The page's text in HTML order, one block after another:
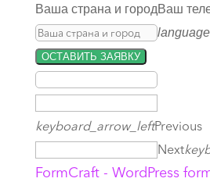
Ваша страна и городВаш
language
ОСТАВИТЬ ЗАЯВКУ
keyboard_arrow_leftPrevious
Next
FormCraft - WordPress